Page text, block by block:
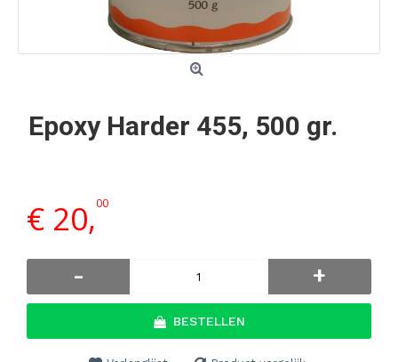
Epoxy Harder 455, 500 gr.
€ 20,00
- +
BESTELLEN